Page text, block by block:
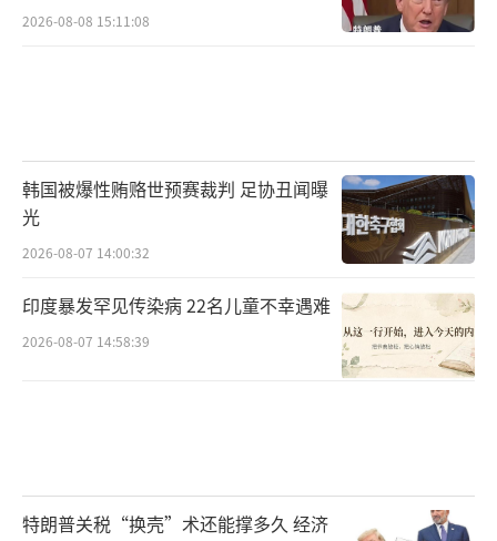
2026-08-08 15:11:08
韩国被爆性贿赂世预赛裁判 足协丑闻曝
光
2026-08-07 14:00:32
印度暴发罕见传染病 22名儿童不幸遇难
2026-08-07 14:58:39
特朗普关税“换壳”术还能撑多久 经济